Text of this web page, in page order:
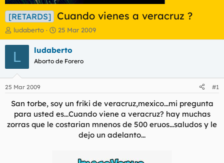
[RETARDS] Cuando vienes a veracruz ?
I
n
i
a
d
o
r
e
l
ludaberto
F
e
c
a
i
n
c
i
25 Mar 2009
L ludaberto
Aborto de Forero
25 Mar 2009 #1
San torbe, soy un friki de veracruz,mexico...mi pregunta
para usted es...Cuando viene a veracruz? hay muchas
zorras que le costarian mnenos de 500 eruos...saludos y le
dejo un adelanto...